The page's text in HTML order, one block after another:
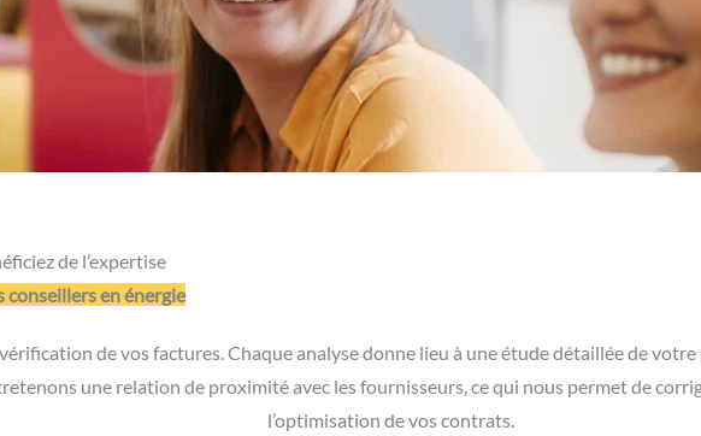
de l’expertise
conseillers en énergie
de vos factures. Chaque analyse donne lieu à une étude détaillée de
une relation de proximité avec les fournisseurs, ce qui nous permet de
l’optimisation de vos contrats.